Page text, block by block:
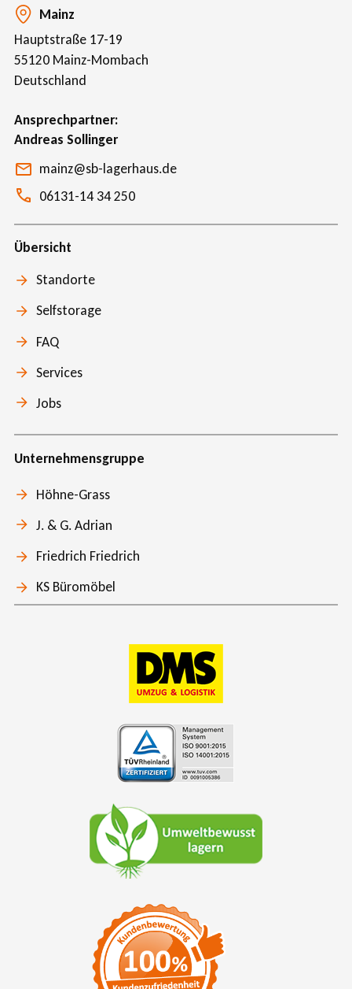
Mainz
Hauptstraße 17-19
55120 Mainz-Mombach
Deutschland
Ansprechpartner
Andreas Sollinger
mainz@sb-lagerhaus.de
06131-14 34 250
Übersicht
Standorte
Selfstorage
FAQ
Services
Jobs
Unternehmensgruppe
Höhne-Grass
J. & G. Adrian
Friedrich Friedrich
KS Büromöbel